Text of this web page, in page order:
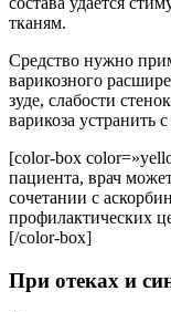
тканям.
Средство нужно
варикозного
зуде, слабости
варикоза устранить
[color-box
пациента, врач
сочетании с
профилактических
[/color-box]
При отеках и